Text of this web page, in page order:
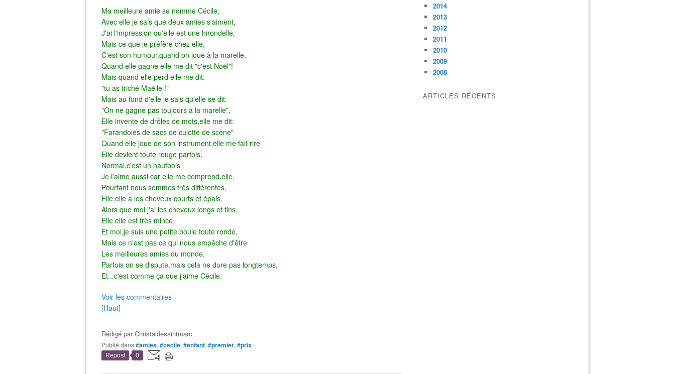
Ma meilleure amie se nomme Cécile,
Avec elle je sais que deux amies s'aiment,
J'ai l'impression qu'elle est une hirondelle,
Mais ce que je préfère chez elle,
C'est son humour,quand on joue à la marelle,
Quand elle gagne elle me dit "c'est Noël"!
Mais quand elle perd elle me dit:
"tu as triché Maëlle !"
Mais au fond d'elle je sais qu'elle se dit:
"On ne gagne pas toujours à la marelle",
Elle invente de drôles de mots,elle me dit:
"Farandoles de sacs de culotte de scène"
Quand elle joue de son instrument,elle me fait rire
Elle devient toute rouge parfois,
Normal,c'est un hautbois
Je l'aime aussi car elle me comprend,elle,
Pourtant nous sommes très différentes,
Elle,elle a les cheveux courts et épais,
Alors que moi j'ai les cheveux longs et fins,
Elle,elle est très mince,
Et moi,je suis une petite boule toute ronde,
Mais ce n'est pas ce qui nous empêche d'être
Les meilleures amies du monde,
Parfois on se dispute,mais cela ne dure pas longtemps,
Et...c'est comme ça que j'aime Cécile.
Voir les commentaires
[Haut]
Rédigé parChristaldesaintmarc
Publié dans#amies, #cecile, #enfant, #premier, #prix
Repost 0
2014
2013
2012
2011
2010
2009
2008
ARTICLES RÉCENTS